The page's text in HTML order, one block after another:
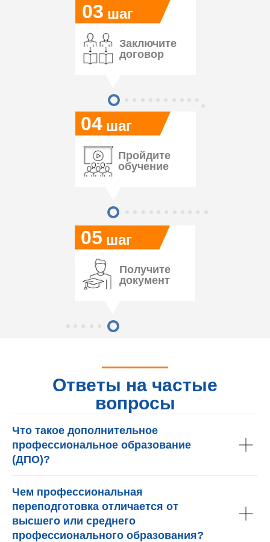
05
04
03 шаг
шаг
шаг
Заключите
договор
Пройдите
обучение
Получите
документ
Ответы на частые
вопросы
Что такое дополнительное
профессиональное образование
(ДПО)?
Чем профессиональная
переподготовка отличается от
высшего или среднего
профессионального образования?